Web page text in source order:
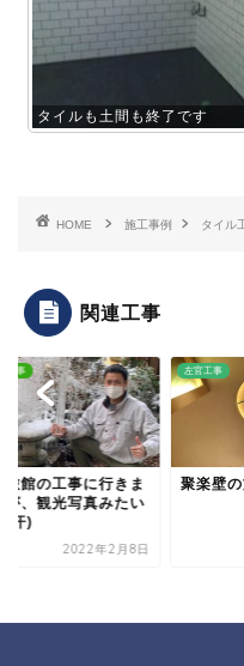
タイルも土間も終了です
HOME 施工事例 タイル
関連工事
工事
旅館の工事に行きま
が、観光写真みたい
(汗)
2022年2月8日
左官工事
聚楽壁